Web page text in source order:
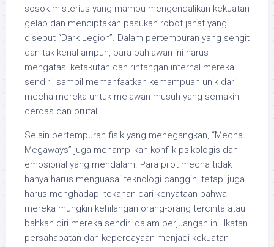
sosok misterius yang mampu mengendalikan kekuatan
gelap dan menciptakan pasukan robot jahat yang
disebut “Dark Legion”. Dalam pertempuran yang sengit
dan tak kenal ampun, para pahlawan ini harus
mengatasi ketakutan dan rintangan internal mereka
sendiri, sambil memanfaatkan kemampuan unik dari
mecha mereka untuk melawan musuh yang semakin
cerdas dan brutal.
Selain pertempuran fisik yang menegangkan, “Mecha
Megaways” juga menampilkan konflik psikologis dan
emosional yang mendalam. Para pilot mecha tidak
hanya harus menguasai teknologi canggih, tetapi juga
harus menghadapi tekanan dari kenyataan bahwa
mereka mungkin kehilangan orang-orang tercinta atau
bahkan diri mereka sendiri dalam perjuangan ini. Ikatan
persahabatan dan kepercayaan menjadi kekuatan